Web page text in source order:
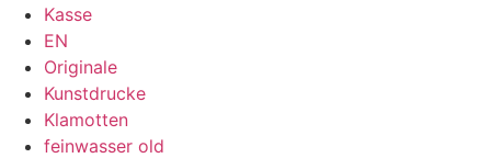
Kasse
EN
Originale
Kunstdrucke
Klamotten
feinwasser old